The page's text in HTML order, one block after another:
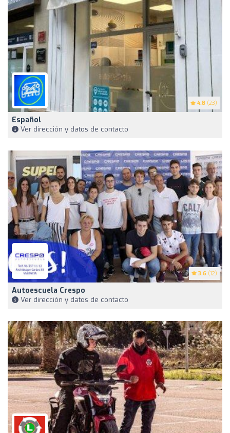
4.8 (23)
Español
Ver dirección y datos de contacto
3.6 (12)
Autoescuela Crespo
Ver dirección y datos de contacto